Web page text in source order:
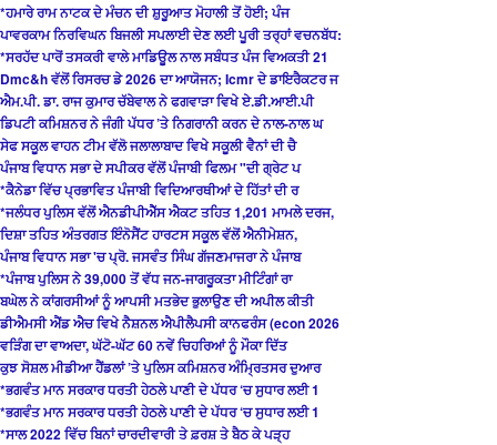
*ਹਮਾਰੇ ਰਾਮ ਨਾਟਕ ਦੇ ਮੰਚਨ ਦੀ ਸ਼ੁਰੂਆਤ ਮੋਹਾਲੀ ਤੋਂ ਹੋਈ; ਪੰਜ
ਪਾਵਰਕਾਮ ਨਿਰਵਿਘਨ ਬਿਜਲੀ ਸਪਲਾਈ ਦੇਣ ਲਈ ਪੂਰੀ ਤਰ੍ਹਾਂ ਵਚਨਬੱਧ:
*ਸਰਹੱਦ ਪਾਰੋਂ ਤਸਕਰੀ ਵਾਲੇ ਮਾਡਿਊਲ ਨਾਲ ਸਬੰਧਤ ਪੰਜ ਵਿਅਕਤੀ 21
Dmc&h ਵੱਲੋਂ ਰਿਸਰਚ ਡੇ 2026 ਦਾ ਆਯੋਜਨ; Icmr ਦੇ ਡਾਇਰੈਕਟਰ ਜ
ਐਮ.ਪੀ. ਡਾ. ਰਾਜ ਕੁਮਾਰ ਚੱਬੇਵਾਲ ਨੇ ਫਗਵਾੜਾ ਵਿਖੇ ਏ.ਡੀ.ਆਈ.ਪੀ
ਡਿਪਟੀ ਕਮਿਸ਼ਨਰ ਨੇ ਜੰਗੀ ਪੱਧਰ ’ਤੇ ਨਿਗਰਾਨੀ ਕਰਨ ਦੇ ਨਾਲ-ਨਾਲ ਘ
ਸੇਫ ਸਕੂਲ ਵਾਹਨ ਟੀਮ ਵੱਲੋ ਜਲਾਲਾਬਾਦ ਵਿਖੇ ਸਕੂਲੀ ਵੈਨਾਂ ਦੀ ਚੈ
ਪੰਜਾਬ ਵਿਧਾਨ ਸਭਾ ਦੇ ਸਪੀਕਰ ਵੱਲੋਂ ਪੰਜਾਬੀ ਫਿਲਮ "ਦੀ ਗ੍ਰੇਟ ਪ
*ਕੈਨੇਡਾ ਵਿੱਚ ਪ੍ਰਭਾਵਿਤ ਪੰਜਾਬੀ ਵਿਦਿਆਰਥੀਆਂ ਦੇ ਹਿੱਤਾਂ ਦੀ ਰ
*ਜਲੰਧਰ ਪੁਲਿਸ ਵੱਲੋਂ ਐਨਡੀਪੀਐੱਸ ਐਕਟ ਤਹਿਤ 1,201 ਮਾਮਲੇ ਦਰਜ,
ਦਿਸ਼ਾ ਤਹਿਤ ਅੰਤਰਗਤ ਇੰਨੋਸੈਂਟ ਹਾਰਟਸ ਸਕੂਲ ਵੱਲੋਂ ਐਨੀਮੇਸ਼ਨ,
ਪੰਜਾਬ ਵਿਧਾਨ ਸਭਾ 'ਚ ਪ੍ਰੋ. ਜਸਵੰਤ ਸਿੰਘ ਗੱਜਣਮਾਜਰਾ ਨੇ ਪੰਜਾਬ
*ਪੰਜਾਬ ਪੁਲਿਸ ਨੇ 39,000 ਤੋਂ ਵੱਧ ਜਨ-ਜਾਗਰੂਕਤਾ ਮੀਟਿੰਗਾਂ ਰਾ
ਬਘੇਲ ਨੇ ਕਾਂਗਰਸੀਆਂ ਨੂੰ ਆਪਸੀ ਮਤਭੇਦ ਭੁਲਾਉਣ ਦੀ ਅਪੀਲ ਕੀਤੀ
ਡੀਐਮਸੀ ਐਂਡ ਐਚ ਵਿਖੇ ਨੈਸ਼ਨਲ ਐਪੀਲੈਪਸੀ ਕਾਨਫਰੰਸ (econ 2026
ਵੜਿੰਗ ਦਾ ਵਾਅਦਾ, ਘੱਟੋ-ਘੱਟ 60 ਨਵੇਂ ਚਿਹਰਿਆਂ ਨੂੰ ਮੌਕਾ ਦਿੱਤ
ਕੁਝ ਸੋਸ਼ਲ ਮੀਡੀਆ ਹੈਂਡਲਾਂ ’ਤੇ ਪੁਲਿਸ ਕਮਿਸ਼ਨਰ ਅੰਮ੍ਰਿਤਸਰ ਦੁਆਰ
*ਭਗਵੰਤ ਮਾਨ ਸਰਕਾਰ ਧਰਤੀ ਹੇਠਲੇ ਪਾਣੀ ਦੇ ਪੱਧਰ ‘ਚ ਸੁਧਾਰ ਲਈ 1
*ਭਗਵੰਤ ਮਾਨ ਸਰਕਾਰ ਧਰਤੀ ਹੇਠਲੇ ਪਾਣੀ ਦੇ ਪੱਧਰ ‘ਚ ਸੁਧਾਰ ਲਈ 1
*ਸਾਲ 2022 ਵਿੱਚ ਬਿਨਾਂ ਚਾਰਦੀਵਾਰੀ ਤੇ ਫ਼ਰਸ਼ ਤੇ ਬੈਠ ਕੇ ਪੜ੍ਹ